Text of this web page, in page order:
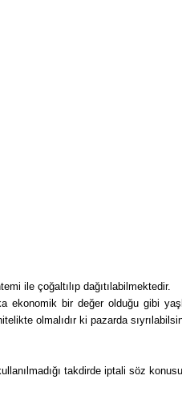
ile çoğaltılıp dağıtılabilmektedir.
ekonomik bir değer olduğu gibi
olmalıdır ki pazarda
takdirde iptali söz